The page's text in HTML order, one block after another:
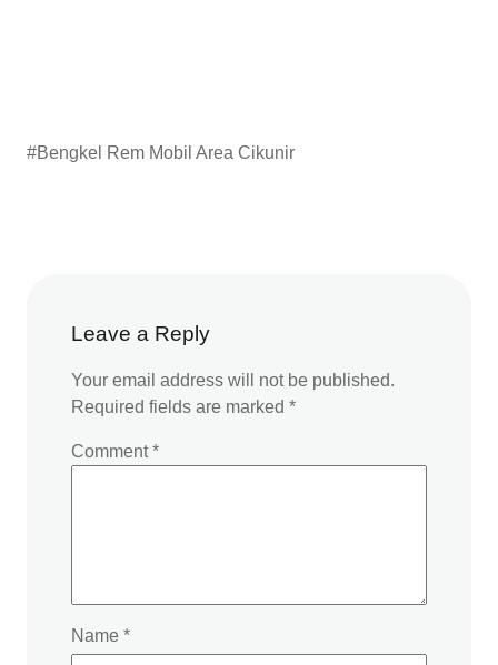
#Bengkel Rem Mobil Area Cikunir
Leave a Reply
Your email address will not be published.
Required fields are marked *
Comment*
Name *